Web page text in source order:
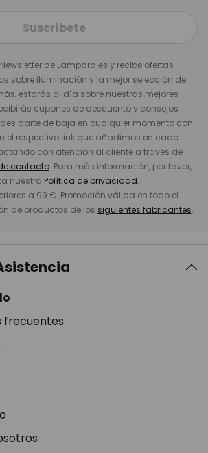
Suscríbete
de Lampara.es y recibe ofertas
sobre iluminación y la mejor selección de
estarás al día sobre nuestras mejores
cupones de descuento y consejos
darte de baja en cualquier momento con
el respectivo link que añadimos en cada
con atención al cliente a través de
contacto. Para más información, por favor,
nuestra Política de privacidad.
a 99 €. Promoción válida en todo el
de productos de los siguientes fabricantes.
frecuentes